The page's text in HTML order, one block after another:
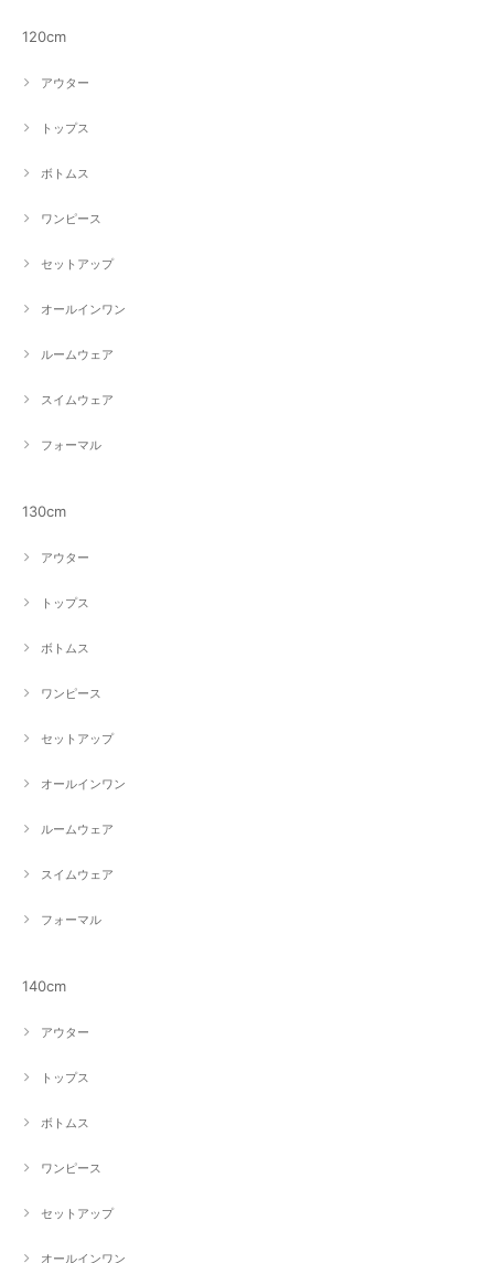
120cm
アウター
トップス
ボトムス
ワンピース
セットアップ
オールインワン
ルームウェア
スイムウェア
フォーマル
130cm
アウター
トップス
ボトムス
ワンピース
セットアップ
オールインワン
ルームウェア
スイムウェア
フォーマル
140cm
アウター
トップス
ボトムス
ワンピース
セットアップ
オールインワン